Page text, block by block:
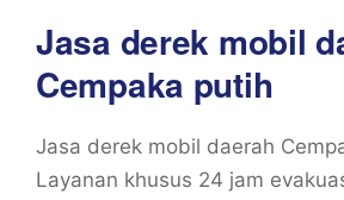
Jasa derek mobil
Cempaka putih
Jasa derek mobil daerah
Layanan khusus 24 jam